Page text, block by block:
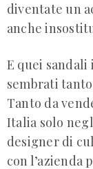
diventate un
anche
E quei
sembrati
Tanto da
Italia solo
designer di
con l’azienda